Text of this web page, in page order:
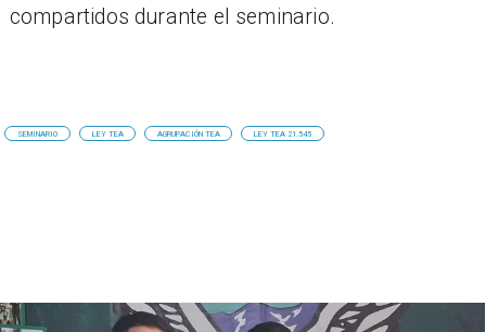
compartidos durante el seminario.
SEMINARIO LEY TEA AGRUPACIÓN TEA LEY TEA 21.545